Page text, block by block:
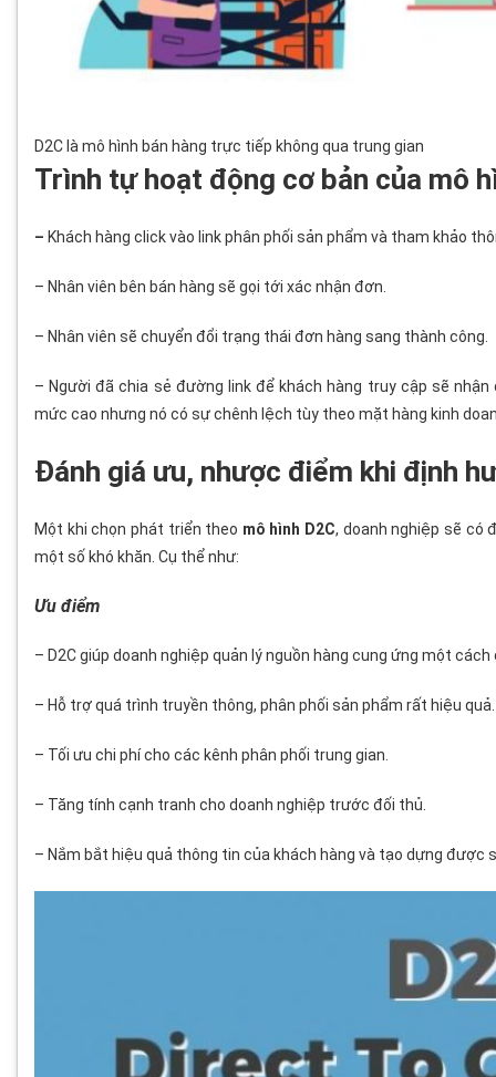
D2C là mô hình bán hàng trực tiếp không qua trung gian
Trình tự hoạt động cơ bản của mô
– Khách hàng click vào link phân phối sản phẩm và tham khảo
– Nhân viên bên bán hàng sẽ gọi tới xác nhận đơn.
– Nhân viên sẽ chuyển đổi trạng thái đơn hàng sang thành công.
– Người đã chia sẻ đường link để khách hàng truy cập sẽ
mức cao nhưng nó có sự chênh lệch tùy theo mặt hàng kinh
Đánh giá ưu, nhược điểm khi định
Một khi chọn phát triển theo mô hình D2C, doanh nghiệp sẽ có
một số khó khăn. Cụ thể như:
Ưu điểm
– D2C giúp doanh nghiệp quản lý nguồn hàng cung ứng một
– Hỗ trợ quá trình truyền thông, phân phối sản phẩm rất hiệu quả.
– Tối ưu chi phí cho các kênh phân phối trung gian.
– Tăng tính cạnh tranh cho doanh nghiệp trước đối thủ.
– Nắm bắt hiệu quả thông tin của khách hàng và tạo dựng được